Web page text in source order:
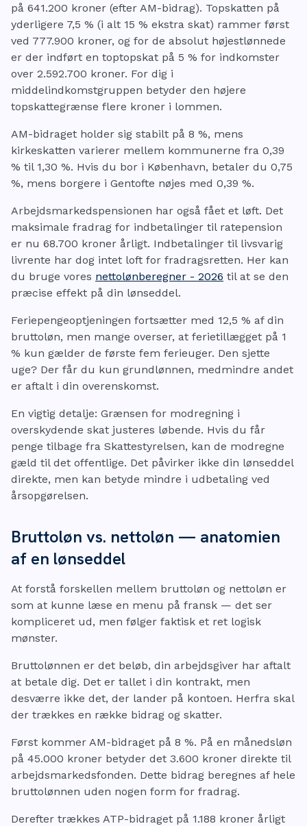
på 641.200 kroner (efter AM-bidrag). Topskatten på
yderligere 7,5 % (i alt 15 % ekstra skat) rammer først
ved 777.900 kroner, og for de absolut højestlønnede
er der indført en toptopskat på 5 % for indkomster
over 2.592.700 kroner. For dig i
middelindkomstgruppen betyder den højere
topskattegrænse flere kroner i lommen.
AM-bidraget holder sig stabilt på 8 %, mens
kirkeskatten varierer mellem kommunerne fra 0,39
% til 1,30 %. Hvis du bor i København, betaler du 0,75
%, mens borgere i Gentofte nøjes med 0,39 %.
Arbejdsmarkedspensionen har også fået et løft. Det
maksimale fradrag for indbetalinger til ratepension
er nu 68.700 kroner årligt. Indbetalinger til livsvarig
livrente har dog intet loft for fradragsretten. Her kan
du bruge vores nettolønberegner - 2026 til at se den
præcise effekt på din lønseddel.
Feriepengeoptjeningen fortsætter med 12,5 % af din
bruttoløn, men mange overser, at ferietillægget på 1
% kun gælder de første fem ferieuger. Den sjette
uge? Der får du kun grundlønnen, medmindre andet
er aftalt i din overenskomst.
En vigtig detalje: Grænsen for modregning i
overskydende skat justeres løbende. Hvis du får
penge tilbage fra Skattestyrelsen, kan de modregne
gæld til det offentlige. Det påvirker ikke din lønseddel
direkte, men kan betyde mindre i udbetaling ved
årsopgørelsen.
Bruttoløn vs. nettoløn — anatomien
af en lønseddel
At forstå forskellen mellem bruttoløn og nettoløn er
som at kunne læse en menu på fransk — det ser
kompliceret ud, men følger faktisk et ret logisk
mønster.
Bruttolønnen er det beløb, din arbejdsgiver har aftalt
at betale dig. Det er tallet i din kontrakt, men
desværre ikke det, der lander på kontoen. Herfra skal
der trækkes en række bidrag og skatter.
Først kommer AM-bidraget på 8 %. På en månedsløn
på 45.000 kroner betyder det 3.600 kroner direkte til
arbejdsmarkedsfonden. Dette bidrag beregnes af hele
bruttolønnen uden nogen form for fradrag.
Derefter trækkes ATP-bidraget på 1.188 kroner årligt